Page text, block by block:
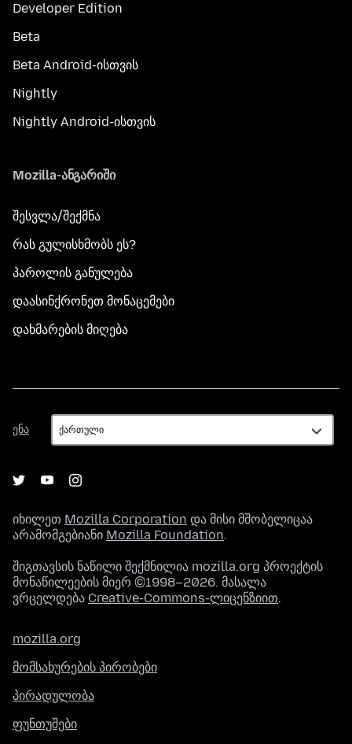
Developer Edition
Beta
Beta Android-ისთვის
Nightly
Nightly Android-ისთვის
Mozilla-ანგარიში
შესვლა/შექმნა
რას გულისხმობს ეს?
პაროლის განულება
დაასინქრონეთ მონაცემები
დახმარების მიღება
ენა
ენა
იხილეთ Mozilla Corporation და მისი მშობელიცაა
არამომგებიანი Mozilla Foundation.
შიგთავსის ნაწილი შექმნილია mozilla.org პროექტის
მონაწილეების მიერ ©1998–2026. მასალა
ვრცელდება Creative-Commons-ლიცენზიით.
mozilla.org
მომსახურების პირობები
პირადულობა
ფუნთუშები